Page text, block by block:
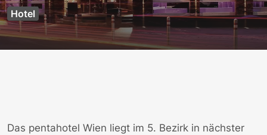
Hotel
Das pentahotel Wien liegt im 5. Bezirk in nächster